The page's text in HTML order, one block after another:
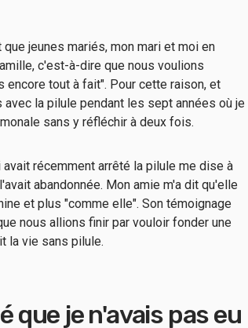
jeunes mariés, mon mari et moi en
c'est-à-dire que nous voulions
encore tout à fait". Pour cette raison, et
la pilule pendant les sept années où je
sans y réfléchir à deux fois.
récemment arrêté la pilule me dise à
abandonnée. Mon amie m'a dit qu'elle
et plus "comme elle". Son témoignage
nous allions finir par vouloir fonder une
la vie sans pilule.
que je n'avais pas eu